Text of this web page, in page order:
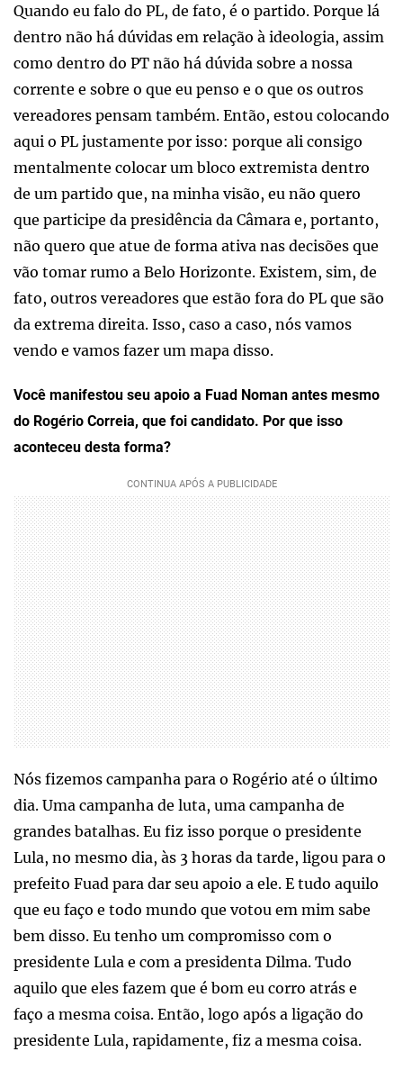
Quando eu falo do PL, de fato, é o partido. Porque lá
dentro não há dúvidas em relação à ideologia, assim
como dentro do PT não há dúvida sobre a nossa
corrente e sobre o que eu penso e o que os outros
vereadores pensam também. Então, estou colocando
aqui o PL justamente por isso: porque ali consigo
mentalmente colocar um bloco extremista dentro
de um partido que, na minha visão, eu não quero
que participe da presidência da Câmara e, portanto,
não quero que atue de forma ativa nas decisões que
vão tomar rumo a Belo Horizonte. Existem, sim, de
fato, outros vereadores que estão fora do PL que são
da extrema direita. Isso, caso a caso, nós vamos
vendo e vamos fazer um mapa disso.
Você manifestou seu apoio a Fuad Noman antes mesmo
do Rogério Correia, que foi candidato. Por que isso
aconteceu desta forma?
Nós fizemos campanha para o Rogério até o último
dia. Uma campanha de luta, uma campanha de
grandes batalhas. Eu fiz isso porque o presidente
Lula, no mesmo dia, às 3 horas da tarde, ligou para o
prefeito Fuad para dar seu apoio a ele. E tudo aquilo
que eu faço e todo mundo que votou em mim sabe
bem disso. Eu tenho um compromisso com o
presidente Lula e com a presidenta Dilma. Tudo
aquilo que eles fazem que é bom eu corro atrás e
faço a mesma coisa. Então, logo após a ligação do
presidente Lula, rapidamente, fiz a mesma coisa.